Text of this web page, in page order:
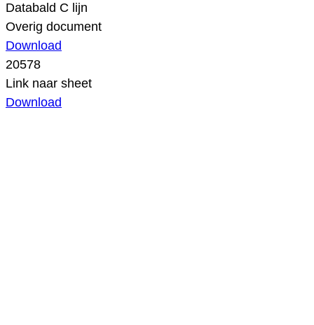
Databald C lijn
Overig document
Download
20578
Link naar sheet
Download